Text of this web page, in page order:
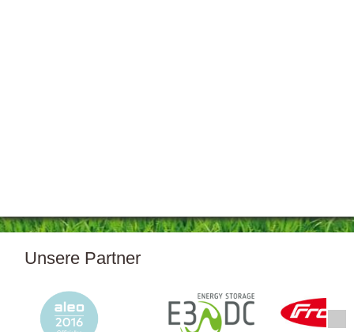
Unsere Partner